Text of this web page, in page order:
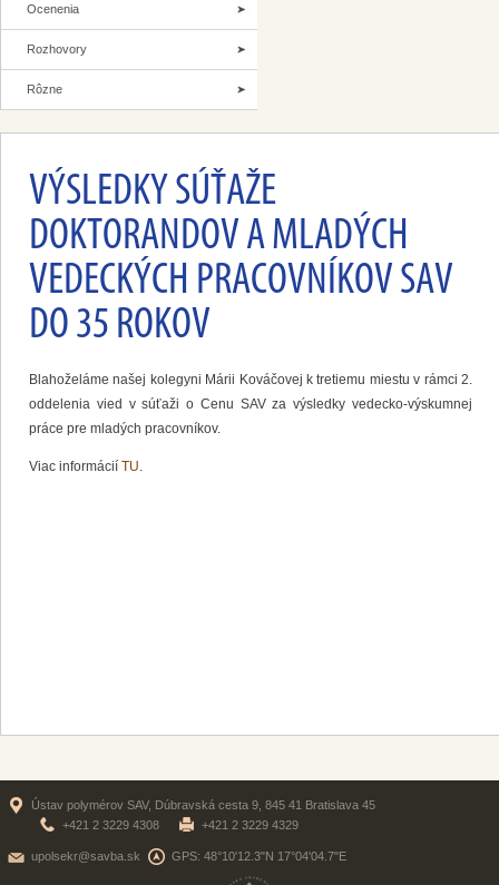
Ocenenia
Rozhovory
Rôzne
VÝSLEDKY SÚŤAŽE
DOKTORANDOV A MLADÝCH
VEDECKÝCH PRACOVNÍKOV SAV
DO 35 ROKOV
Blahoželáme našej kolegyni Márii Kováčovej k tretiemu miestu v rámci 2.
oddelenia vied v súťaži o Cenu SAV za výsledky vedecko-výskumnej
práce pre mladých pracovníkov.
Viac informácií TU.
Ústav polymérov SAV, Dúbravská cesta 9, 845 41 Bratislava 45
+421 2 3229 4308
+421 2 3229 4329
upolsekr@savba.sk GPS: 48°10'12.3"N 17°04'04.7"E